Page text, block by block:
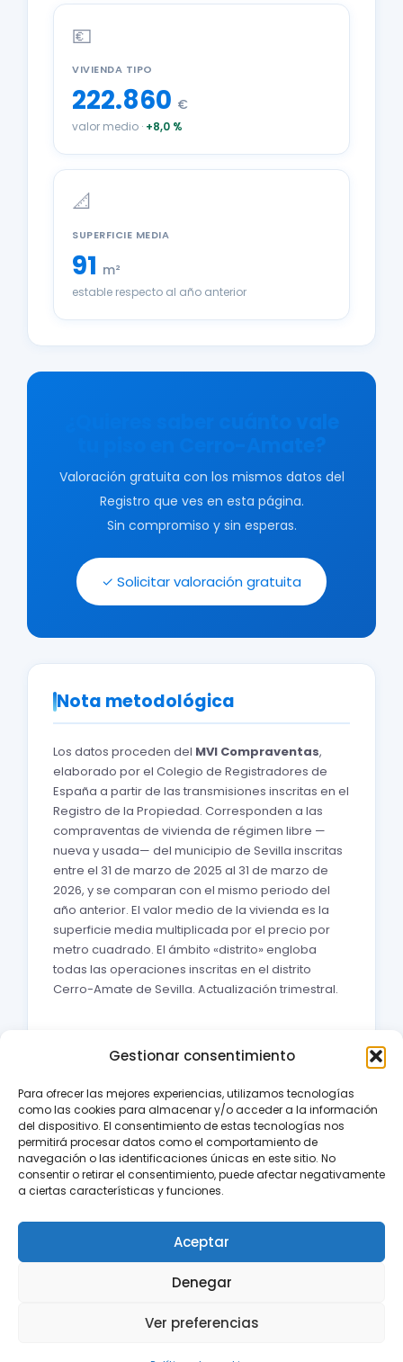
Gestionar consentimiento
Para ofrecer las mejores experiencias, utilizamos tecnologías
como las cookies para almacenar y/o acceder a la información
del dispositivo. El consentimiento de estas tecnologías nos
permitirá procesar datos como el comportamiento de
navegación o las identificaciones únicas en este sitio. No
consentir o retirar el consentimiento, puede afectar negativamente
a ciertas características y funciones.
Aceptar
Denegar
Ver preferencias
💶
VIVIENDA TIPO
222.860 €
valor medio · +8,0 %
📐
SUPERFICIE MEDIA
91 m²
estable respecto al año anterior
Valoración gratuita con los mismos datos del
Registro que ves en esta página.
Sin compromiso y sin esperas.
✓ Solicitar valoración gratuita
Nota metodológica
Los datos proceden del MVI Compraventas,
elaborado por el Colegio de Registradores de
España a partir de las transmisiones inscritas en el
Registro de la Propiedad. Corresponden a las
compraventas de vivienda de régimen libre —
nueva y usada— del municipio de Sevilla inscritas
entre el 31 de marzo de 2025 al 31 de marzo de
2026, y se comparan con el mismo periodo del
año anterior. El valor medio de la vivienda es la
superficie media multiplicada por el precio por
metro cuadrado. El ámbito «distrito» engloba
todas las operaciones inscritas en el distrito
Cerro-Amate de Sevilla. Actualización trimestral.
vivenziahome
Oficina Nervión: C/ José Luis de Casso 46 · Sevilla · Tel. 954 98
16 00
Tu sueño, nuestro reto.
© 2026 Vivenzia Home · API Colegiado nº 861 · vivenziahome.com